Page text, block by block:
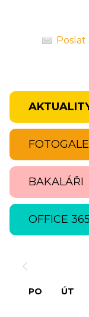
Poslat
BAKALÁŘI
OFFICE 365
PO ÚT